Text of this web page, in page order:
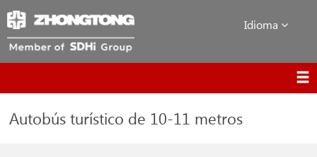
Idioma
Autobús turístico de 10-11 metros